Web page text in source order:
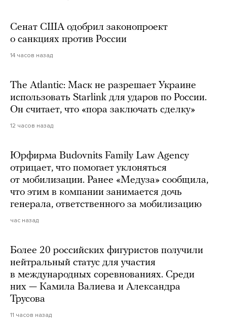
Сенат США одобрил законопроект
о санкциях против России
14 часов назад
The Atlantic: Маск не разрешает Украине
использовать Starlink для ударов по России.
Он считает, что «пора заключать сделку»
12 часов назад
Юрфирма Budovnits Family Law Agency
отрицает, что помогает уклоняться
от мобилизации. Ранее «Медуза» сообщила,
что этим в компании занимается дочь
генерала, ответственного за мобилизацию
час назад
Более 20 российских фигуристов получили
нейтральный статус для участия
в международных соревнованиях. Среди
них — Камила Валиева и Александра
Трусова
11 часов назад